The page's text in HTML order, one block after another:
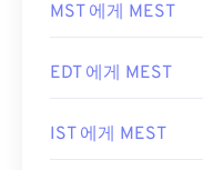
MST 에게 MEST
EDT 에게 MEST
IST 에게 MEST